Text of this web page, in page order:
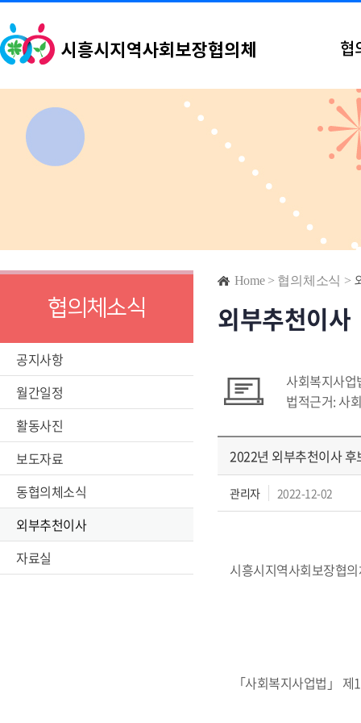
협
협의체소식
공지사항
월간일정
활동사진
보도자료
동협의체소식
외부추천이사
자료실
Home > 협의체소식 >
외부추천이사
사회복지사
법적근거: 사
2022년 외부추천이사 후
관리자 2022-12-02
시흥시지역사회보장협
「사회복지사업법」